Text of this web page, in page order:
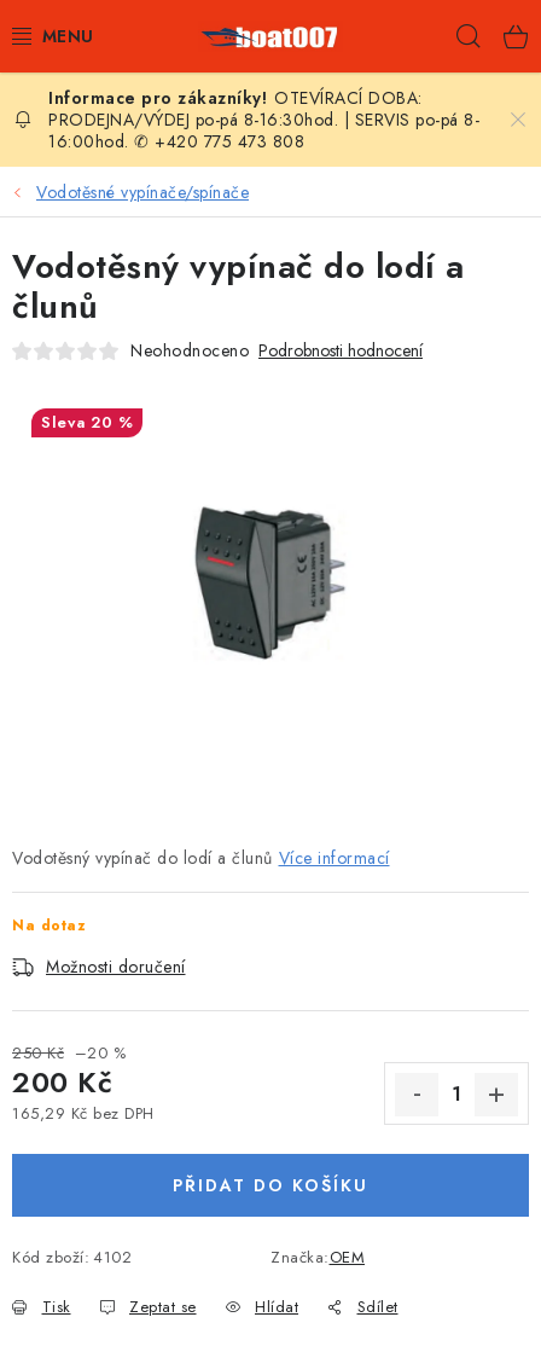
na
E-SHOP
AKČNÍ SLEVY
ZPRAVODAJ
KONTAKTY
LODNÍ MOTORY
LODNÍ ELEKTROMOTORY
PLASTOVÉ LODĚ A ČLUNY
ŠLAPADLA
VODNÍ SKŮTRY
KATAMARÁNY - PONTON BOAT
VODNÍ SPORTY
PŘÍSLUŠENSTVÍ K ČLUNŮM
PŘÍVĚSY K LODÍM
OTEVÍRACÍ DOBA:
PRODEJNA/VÝDEJ po-pá 8-16:30hod. | SERVIS po-pá 8-
16:00hod. ✆ +420 775 473 808
Vodotěsné vypínače/spínače
Vodotěsný vypínač do lodí a člunů Více informací
Na dotaz
Možnosti doručení
250 Kč –20 %
200 Kč
165,29 Kč bez DPH
PŘIDAT DO KOŠÍKU
Kód zboží: 4102 Značka:OEM
Tisk Zeptat se Hlídat Sdílet
Vodotěsný vypínač do lodí a
člunů
Neohodnoceno Podrobnosti hodnocení
20 %